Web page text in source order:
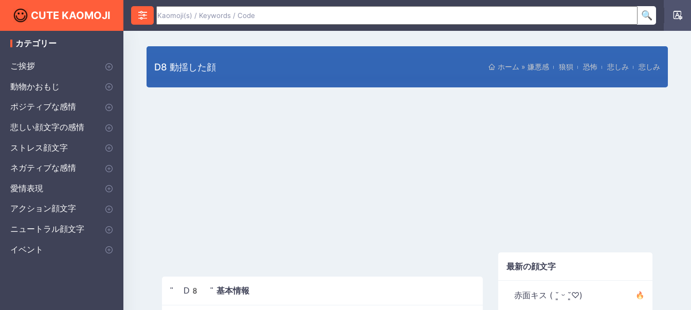
CUTE KAOMOJI
D8 動揺した顔 ホーム » 嫌悪感 狼狽 恐怖 悲しみ 悲しみ
" D8 " 基本情報
最新の顔文字
赤面キス ( ˘͈ ᵕ ˘͈♡)
K
o
m
o
j
i
カテゴリー
ご挨拶
こんにちは
ありがとう
おはようございます
おやすみなさい
敬礼
手を振る
星
ハート
動物かおもじ
猫
犬
熊
鳥
うさぎ
魚
カエル
ネズミ
豚
羊
クモ
子犬
ポジティブな感情
幸せ
うぬぼれ
同意
興奮
希望に満ちた
愛
赤面
恥ずかしい
いいね
同情
笑う
輝き
悲しい顔文字の感情
悲しい顔文字
不幸
気難しい
泣いている
落ち込んでいる
傷ついた
ストレス顔文字
驚いた
混乱した
緊張した
疑わしい
恐ろしい
心配している
ショック・カオモジ
ネガティブな感情
怒り
不承認
いいねしない
嫌悪
愛情表現
ハグする
キスする
ラブアイ
ロマンチックなテキスト
ウィンク
応援する
アクション顔文字
運動する
踊る
魔法
走る
歌う
眠る
書き込み
お辞儀
ふわふわかおもじ
ニュートラル顔文字
謝罪の顔文字
おねだりかおもじ
指差しかおもじ
かおもじを突く
肩をすくめる
考える
恥ずかしいかおもじ
イベント